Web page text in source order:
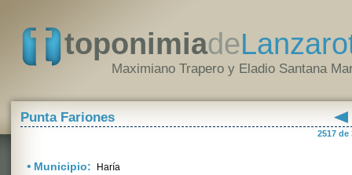
toponimiade
Maximiano Trapero y Eladio Santana
Punta Fariones
2517 de
• Municipio: Haría